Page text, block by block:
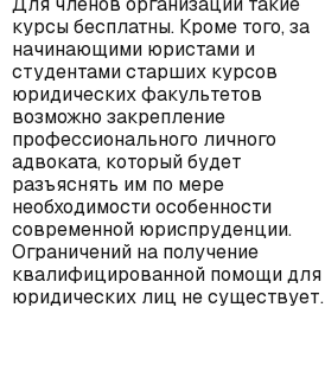
курсы бесплатны. Кроме того, за
начинающими юристами и
студентами старших курсов
юридических факультетов
возможно закрепление
профессионального личного
адвоката, который будет
разъяснять им по мере
необходимости особенности
современной юриспруденции.
Ограничений на получение
квалифицированной помощи для
юридических лиц не существует.